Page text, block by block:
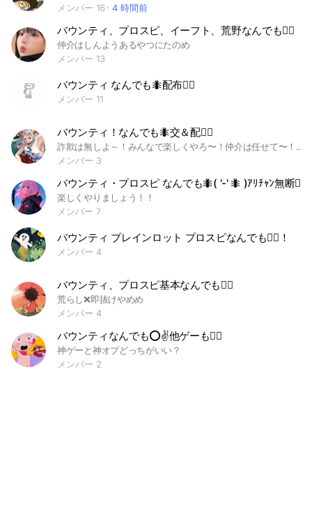
メンバー 16
4 時間前
バウンティ、プロスピ、イーフト、荒野なんでも🙆‍♀️
仲介はしんようあるやつにたのめ
メンバー 13
バウンティ なんでも🐜配布🙆‍♀️
メンバー 11
バウンティ！なんでも🐜交＆配🙆‍♀️
詐欺は無しよ～！みんなで楽しくやろ〜！仲介は任せて〜！副官とか主に頼んで✋即抜けもしないでね〜！無断❌相互○
メンバー 3
バウンティ・プロスピ なんでも🐜( '-' 🐜 )ｱﾘﾁｬﾝ無断🙆‍♀️
楽しくやりましょう！！
メンバー 7
バウンティ ブレインロット プロスピなんでも🙆‍♀️！
メンバー 4
バウンティ、プロスピ基本なんでも🙆‍♀️
荒らし❌即抜けやめめ
メンバー 4
バウンティなんでも⭕️✌️他ゲーも🙆‍♀️
神ゲーと神オプどっちがいい？
メンバー 2